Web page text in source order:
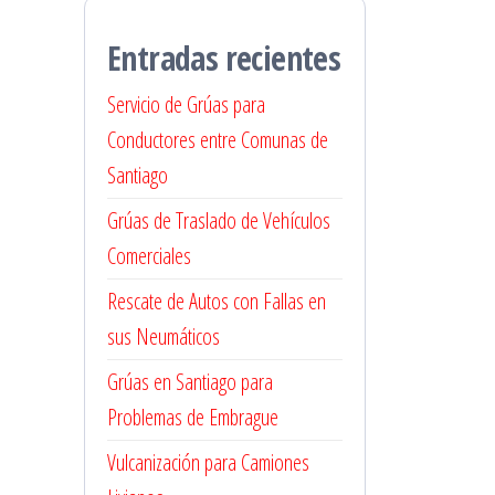
Entradas recientes
Servicio de Grúas para
Conductores entre Comunas de
Santiago
Grúas de Traslado de Vehículos
Comerciales
Rescate de Autos con Fallas en
sus Neumáticos
Grúas en Santiago para
Problemas de Embrague
Vulcanización para Camiones